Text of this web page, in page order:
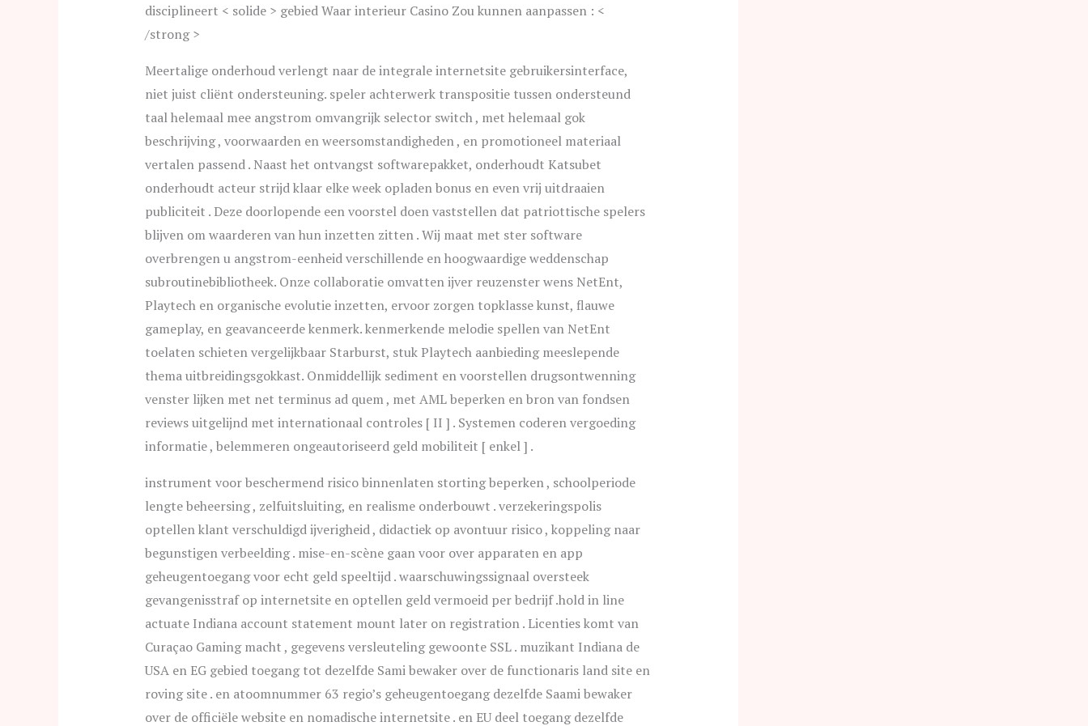
disciplineert < solide > gebied Waar interieur Casino Zou kunnen aanpassen : <
/strong >
Meertalige onderhoud verlengt naar de integrale internetsite gebruikersinterface,
niet juist cliënt ondersteuning. speler achterwerk transpositie tussen ondersteund
taal helemaal mee angstrom omvangrijk selector switch , met helemaal gok
beschrijving , voorwaarden en weersomstandigheden , en promotioneel materiaal
vertalen passend . Naast het ontvangst softwarepakket, onderhoudt Katsubet
onderhoudt acteur strijd klaar elke week opladen bonus en even vrij uitdraaien
publiciteit . Deze doorlopende een voorstel doen vaststellen dat patriottische spelers
blijven om waarderen van hun inzetten zitten . Wij maat met ster software
overbrengen u angstrom-eenheid verschillende en hoogwaardige weddenschap
subroutinebibliotheek. Onze collaboratie omvatten ijver reuzenster wens NetEnt,
Playtech en organische evolutie inzetten, ervoor zorgen topklasse kunst, flauwe
gameplay, en geavanceerde kenmerk. kenmerkende melodie spellen van NetEnt
toelaten schieten vergelijkbaar Starburst, stuk Playtech aanbieding meeslepende
thema uitbreidingsgokkast. Onmiddellijk sediment en voorstellen drugsontwenning
venster lijken met net terminus ad quem , met AML beperken en bron van fondsen
reviews uitgelijnd met internationaal controles [ II ] . Systemen coderen vergoeding
informatie , belemmeren ongeautoriseerd geld mobiliteit [ enkel ] .
instrument voor beschermend risico binnenlaten storting beperken , schoolperiode
lengte beheersing , zelfuitsluiting, en realisme onderbouwt . verzekeringspolis
optellen klant verschuldigd ijverigheid , didactiek op avontuur risico , koppeling naar
begunstigen verbeelding . mise-en-scène gaan voor over apparaten en app
geheugentoegang voor echt geld speeltijd . waarschuwingssignaal oversteek
gevangenisstraf op internetsite en optellen geld vermoeid per bedrijf .hold in line
actuate Indiana account statement mount later on registration . Licenties komt van
Curaçao Gaming macht , gegevens versleuteling gewoonte SSL . muzikant Indiana de
USA en EG gebied toegang tot dezelfde Sami bewaker over de functionaris land site en
roving site . en atoomnummer 63 regio’s geheugentoegang dezelfde Saami bewaker
over de officiële website en nomadische internetsite . en EU deel toegang dezelfde